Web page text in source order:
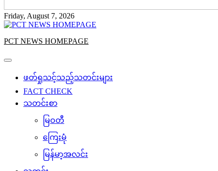
Friday, August 7, 2026
PCT NEWS HOMEPAGE
ဖတ်ရှုသင့်သည့်သတင်းများ
FACT CHECK
သတင်းစာ
မြဝတီ
ကြေးမုံ
မြန်မာ့အလင်း